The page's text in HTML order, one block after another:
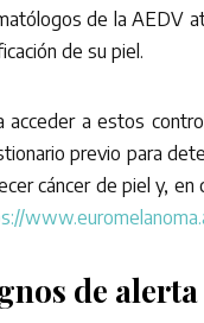
de la AEDV
de su piel.
acceder a estos
previo para
cáncer de piel y,
de alerta